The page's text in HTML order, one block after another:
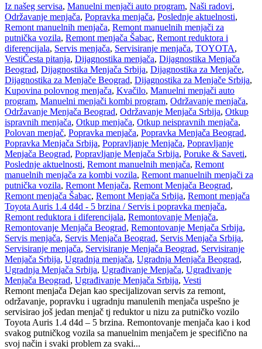
Iz našeg servisa, Manuelni menjači auto program, Naši radovi,
Održavanje menjača, Popravka menjača, Poslednje aktuelnosti,
Remont manuelnih menjača, Remont manuelnih menjači za
putnička vozila, Remont menjača Šabac, Remont reduktora i
diferencijala, Servis menjača, Servisiranje menjača, TOYOTA,
VestiČesta pitanja, Dijagnostika menjača, Dijagnostika Menjača
Beograd, Dijagnostika Menjača Srbija, Dijagnostika za Menjače,
Dijagnostika za Menjače Beograd, Dijagnostika za Menjače Srbija,
Kupovina polovnog menjača, Kvačilo, Manuelni menjači auto
program, Manuelni menjači kombi program, Održavanje menjača,
Održavanje Menjača Beograd, Održavanje Menjača Srbija, Otkup
ispravnih menjača, Otkup menjača, Otkup neispravnih menjača,
Polovan menjač, Popravka menjača, Popravka Menjača Beograd,
Popravka Menjača Srbija, Popravljanje Menjača, Popravljanje
Menjača Beograd, Popravljanje Menjača Srbija, Poruke & Saveti,
Poslednje aktuelnosti, Remont manuelnih menjača, Remont
manuelnih menjača za kombi vozila, Remont manuelnih menjači za
putnička vozila, Remont Menjača, Remont Menjača Beograd,
Remont menjača Šabac, Remont Menjača Srbija, Remont menjača
Toyota Auris 1.4 d4d - 5 brzina / Servis i popravka menjača,
Remont reduktora i diferencijala, Remontovanje Menjača,
Remontovanje Menjača Beograd, Remontovanje Menjača Srbija,
Servis menjača, Servis Menjača Beograd, Servis Menjača Srbija,
Servisiranje menjača, Servisiranje Menjača Beograd, Servisiranje
Menjača Srbija, Ugradnja menjača, Ugradnja Menjača Beograd,
Ugradnja Menjača Srbija, Ugrađivanje Menjača, Ugrađivanje
Menjača Beograd, Ugrađivanje Menjača Srbija, Vesti
Remont menjača Dejan kao specijalizovan servis za remont,
održavanje, popravku i ugradnju manulenih menjača uspešno je
servisirao još jedan menjač tj reduktor u nizu za putničko vozilo
Toyota Auris 1.4 d4d – 5 brzina. Remontovanje menjača kao i kod
svakog putničkog vozila sa manuelnim menjačem je specifično na
svoj način i svaki problem za svaki...